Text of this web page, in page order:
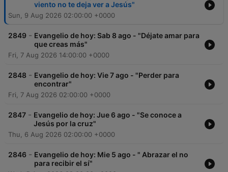
viento no te deja ver a Jesús"
Sun, 9 Aug 2026 02:00:00 +0000
2849 - Evangelio de hoy: Sab 8 ago - "Déjate amar para
que creas más"
Fri, 7 Aug 2026 14:00:00 +0000
2848 - Evangelio de hoy: Vie 7 ago - "Perder para
encontrar"
Fri, 7 Aug 2026 02:00:00 +0000
2847 - Evangelio de hoy: Jue 6 ago - "Se conoce a
Jesús por la cruz"
Thu, 6 Aug 2026 02:00:00 +0000
2846 - Evangelio de hoy: Mie 5 ago - " Abrazar el no
para recibir el sí"